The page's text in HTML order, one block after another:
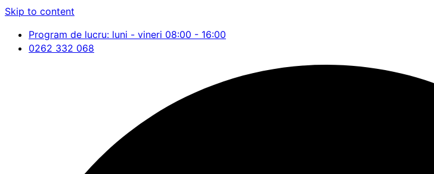
Skip to content
Program de lucru: luni - vineri 08:00 - 16:00
0262 332 068